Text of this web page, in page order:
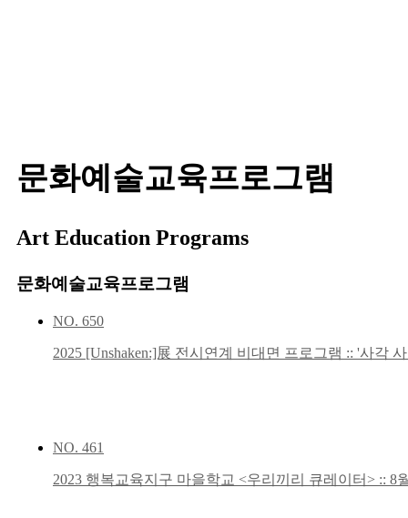
문화예술교육프로그램
Art Education Programs
문화예술교육프로그램
NO. 650
2025 [Unshaken:]展 전시연계 비대면 프로그램 :: '사각
NO. 461
2023 행복교육지구 마을학교 <우리끼리 큐레이터> :: 8